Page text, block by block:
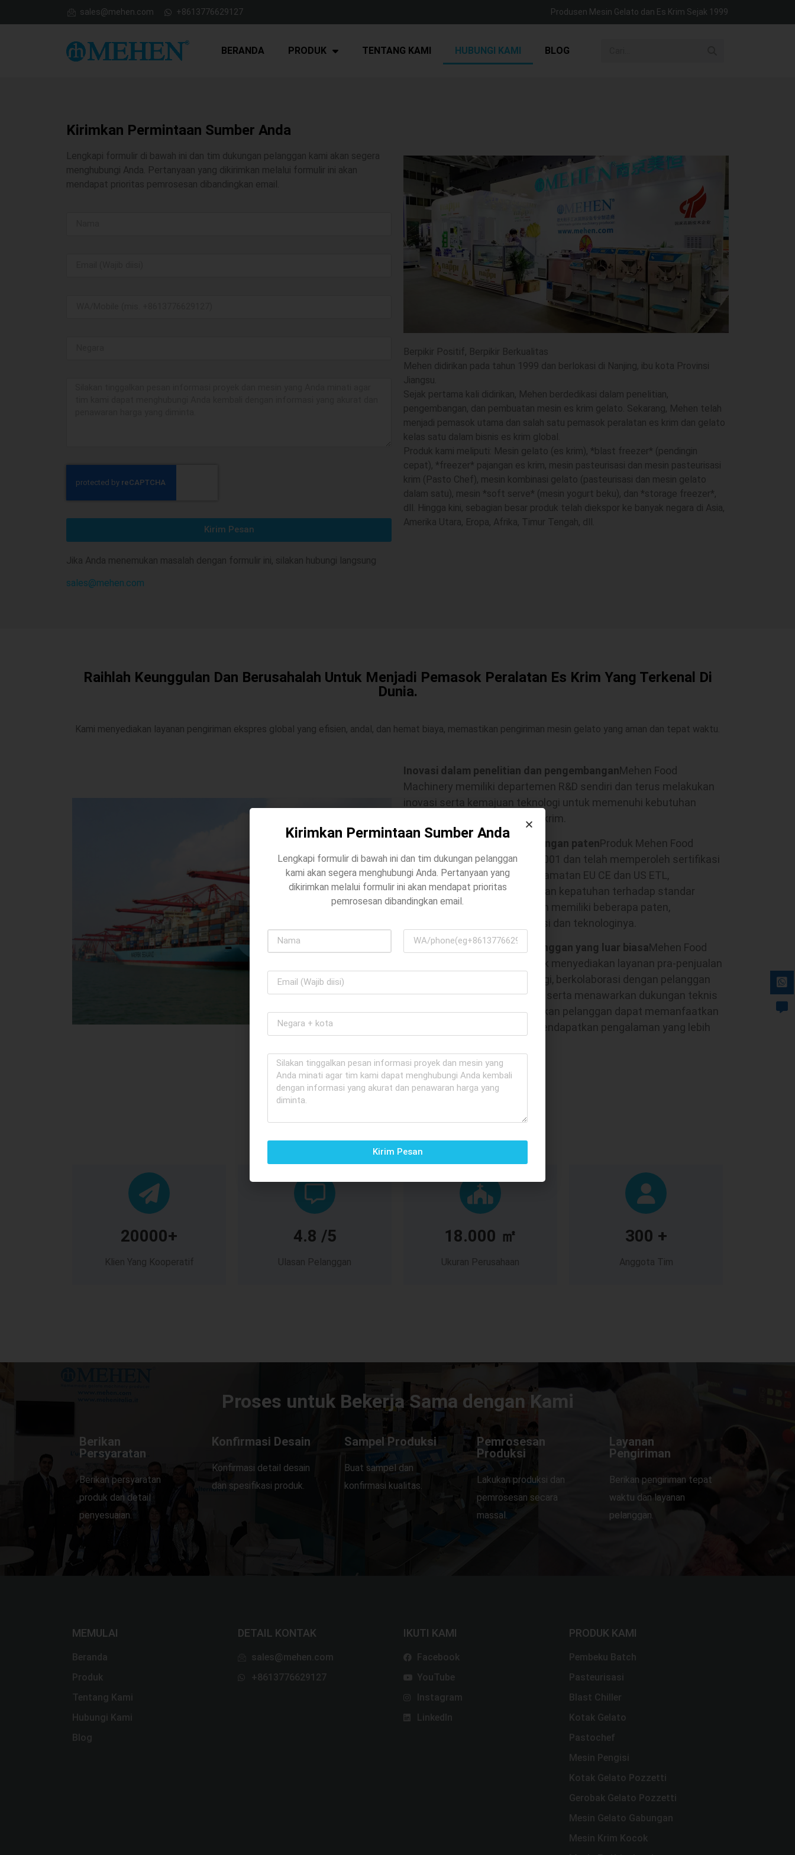
sales@mehen.com +8613776629127 Produsen Mesin Gelato dan Es Krim Sejak 1999
BERANDA PRODUK TENTANG KAMI HUBUNGI KAMI BLOG
Kirimkan Permintaan Sumber Anda
Lengkapi formulir di bawah ini dan tim dukungan pelanggan kami akan segera
menghubungi Anda. Pertanyaan yang dikirimkan melalui formulir ini akan
mendapat prioritas pemrosesan dibandingkan email.
Kirim Pesan
Jika Anda menemukan masalah dengan formulir ini, silakan hubungi langsung
sales@mehen.com
Berpikir Positif, Berpikir Berkualitas
Mehen didirikan pada tahun 1999 dan berlokasi di Nanjing, ibu kota Provinsi
Jiangsu.
Sejak pertama kali didirikan, Mehen berdedikasi dalam penelitian,
pengembangan, dan pembuatan mesin es krim gelato. Sekarang, Mehen telah
menjadi pemasok utama dan salah satu pemasok peralatan es krim dan gelato
kelas satu dalam bisnis es krim global.
Produk kami meliputi: Mesin gelato (es krim), *blast freezer* (pendingin
cepat), *freezer* pajangan es krim, mesin pasteurisasi dan mesin pasteurisasi
krim (Pasto Chef), mesin kombinasi gelato (pasteurisasi dan mesin gelato
dalam satu), mesin *soft serve* (mesin yogurt beku), dan *storage freezer*,
dll. Hingga kini, sebagian besar produk telah diekspor ke banyak negara di Asia,
Amerika Utara, Eropa, Afrika, Timur Tengah, dll.
Raihlah Keunggulan Dan Berusahalah Untuk Menjadi Pemasok Peralatan Es Krim Yang Terkenal Di
Dunia.
Kami menyediakan layanan pengiriman ekspres global yang efisien, andal, dan hemat biaya, memastikan pengiriman mesin gelato yang aman dan tepat waktu.
Inovasi dalam penelitian dan pengembanganMehen Food
Machinery memiliki departemen R&D sendiri dan terus melakukan
inovasi serta kemajuan teknologi untuk memenuhi kebutuhan
pelanggan akan peralatan es krim.
Sertifikasi mutu dan perlindungan patenProduk Mehen Food
Machinery bersertifikasi ISO9001 dan telah memperoleh sertifikasi
standar kebersihan dan keselamatan EU CE dan US ETL,
menunjukkan kualitas tinggi dan kepatuhan terhadap standar
mereka. Selain itu, perusahaan memiliki beberapa paten,
menampilkan kekuatan inovasi dan teknologinya.
Layanan dan kolaborasi pelanggan yang luar biasaMehen Food
Machinery berkomitmen untuk menyediakan layanan pra-penjualan
dan purnajual berkualitas tinggi, berkolaborasi dengan pelanggan
untuk memecahkan masalah, serta menawarkan dukungan teknis
dan pelatihan untuk memastikan pelanggan dapat memanfaatkan
peralatan sepenuhnya dan mendapatkan pengalaman yang lebih
Kelebihan Kami
20000+
Klien Yang Kooperatif
4.8 /5
Ulasan Pelanggan
18.000 ㎡
Ukuran Perusahaan
300 +
Anggota Tim
Proses untuk Bekerja Sama dengan Kami
Berikan
Persyaratan
Berikan persyaratan
produk dan detail
penyesuaian.
Konfirmasi Desain
Konfirmasi detail desain
dan spesifikasi produk.
Sampel Produksi
Buat sampel dan
konfirmasi kualitas.
Pemrosesan
Produksi
Lakukan produksi dan
pemrosesan secara
massal.
Layanan
Pengiriman
Berikan pengiriman tepat
waktu dan layanan
pelanggan.
MEMULAI
Beranda
Produk
Tentang Kami
Hubungi Kami
Blog
DETAIL KONTAK
sales@mehen.com
+8613776629127
IKUTI KAMI
Facebook
YouTube
Instagram
LinkedIn
PRODUK KAMI
Pembeku Batch
Pasteurisasi
Blast Chiller
Kotak Gelato
Pastochef
Mesin Pengisi
Kotak Gelato Pozzetti
Gerobak Gelato Pozzetti
Mesin Gelato Gabungan
Mesin Krim Kocok
Kirimkan Permintaan Sumber Anda
Lengkapi formulir di bawah ini dan tim dukungan pelanggan
kami akan segera menghubungi Anda. Pertanyaan yang
dikirimkan melalui formulir ini akan mendapat prioritas
pemrosesan dibandingkan email.
Kirim Pesan